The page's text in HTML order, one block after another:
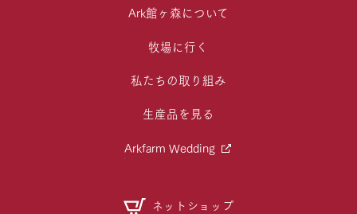
Ark館ヶ森について
牧場に行く
私たちの取り組み
生産品を見る
Arkfarm Wedding
ネットショップ